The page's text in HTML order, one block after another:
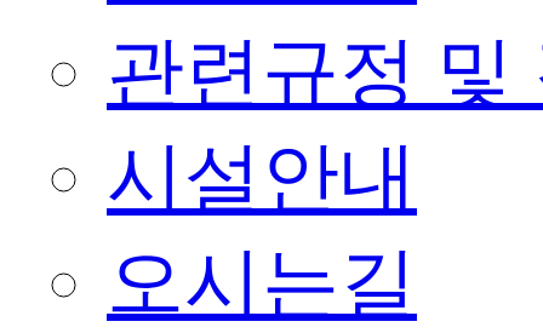
관련규정 및
시설안내
오시는길